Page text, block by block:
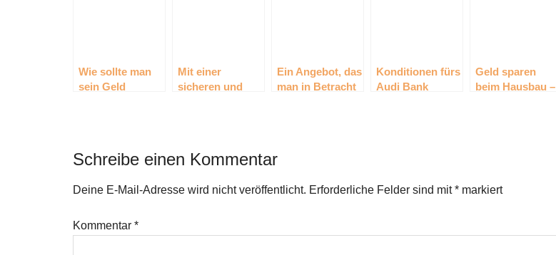
Wie sollte man
sein Geld
Mit einer
sicheren und
Ein Angebot, das
man in Betracht
Konditionen fürs
Audi Bank
Geld sparen
beim Hausbau –
Schreibe einen Kommentar
Deine E-Mail-Adresse wird nicht veröffentlicht. Erforderliche Felder sind mit* markiert
Kommentar *